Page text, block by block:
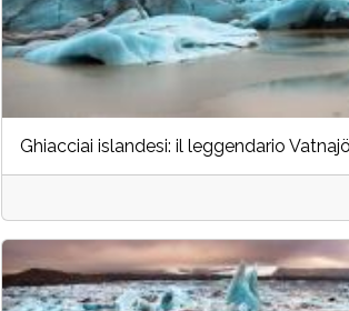
Ghiacciai islandesi: il leggendario